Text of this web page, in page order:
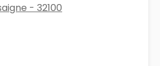
- 32100